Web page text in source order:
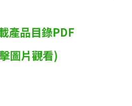
產品目錄PDF
圖片觀看)